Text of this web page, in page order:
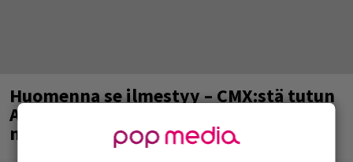
Huomenna se ilmestyy – CMX:stä tutun
A.W. Yrjänän uutuusalbumi om
mammuttimainen kokonaisuus